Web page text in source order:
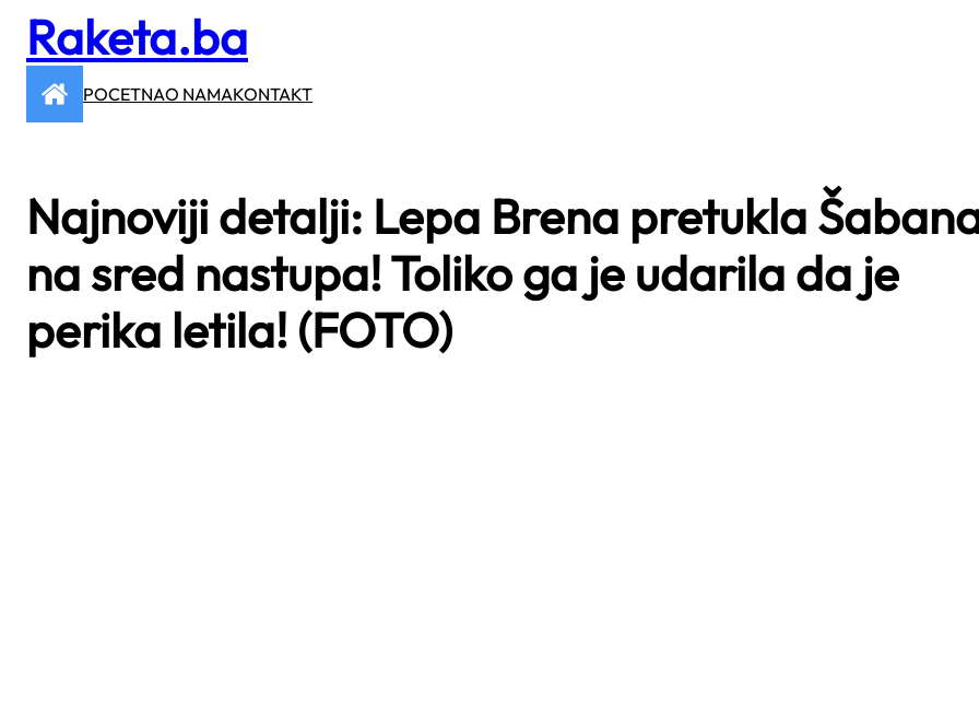
SkipRaketa.ba
POCETNAO NAMAKONTAKT
Najnoviji detalji: Lepa Brena pretukla
na sred nastupa! Toliko ga je udarila da je
perika letila! (FOTO)